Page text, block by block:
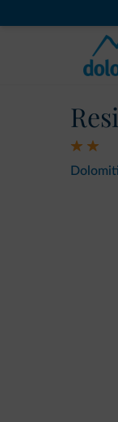
Dolomiti